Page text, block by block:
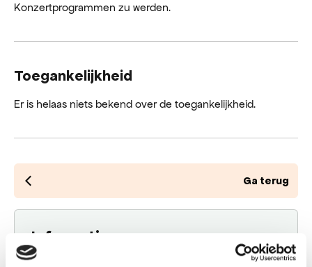
Konzertprogrammen zu werden.
Toegankelijkheid
Er is helaas niets bekend over de toegankelijkheid.
Ga terug
Informatie
Ruïnekerk